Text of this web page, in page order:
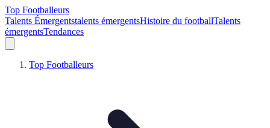
Top Footballeurs
Talents Émergentstalents émergentsHistoire du footballTalents
émergentsTendances
Top Footballeurs